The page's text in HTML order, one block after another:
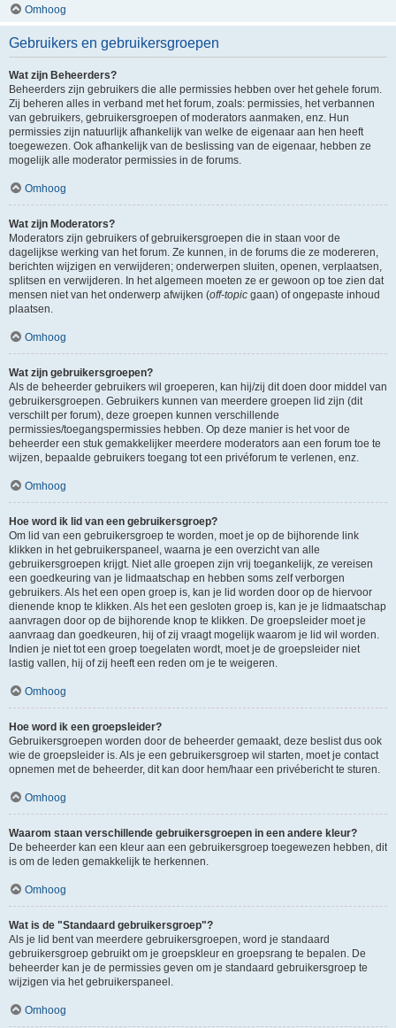
Omhoog
Gebruikers en gebruikersgroepen
Wat zijn Beheerders?
Beheerders zijn gebruikers die alle permissies hebben over het gehele forum.
Zij beheren alles in verband met het forum, zoals: permissies, het verbannen
van gebruikers, gebruikersgroepen of moderators aanmaken, enz. Hun
permissies zijn natuurlijk afhankelijk van welke de eigenaar aan hen heeft
toegewezen. Ook afhankelijk van de beslissing van de eigenaar, hebben ze
mogelijk alle moderator permissies in de forums.
Omhoog
Wat zijn Moderators?
Moderators zijn gebruikers of gebruikersgroepen die in staan voor de
dagelijkse werking van het forum. Ze kunnen, in de forums die ze modereren,
berichten wijzigen en verwijderen; onderwerpen sluiten, openen, verplaatsen,
splitsen en verwijderen. In het algemeen moeten ze er gewoon op toe zien dat
mensen niet van het onderwerp afwijken (off-topic gaan) of ongepaste inhoud
plaatsen.
Omhoog
Wat zijn gebruikersgroepen?
Als de beheerder gebruikers wil groeperen, kan hij/zij dit doen door middel van
gebruikersgroepen. Gebruikers kunnen van meerdere groepen lid zijn (dit
verschilt per forum), deze groepen kunnen verschillende
permissies/toegangspermissies hebben. Op deze manier is het voor de
beheerder een stuk gemakkelijker meerdere moderators aan een forum toe te
wijzen, bepaalde gebruikers toegang tot een privéforum te verlenen, enz.
Omhoog
Hoe word ik lid van een gebruikersgroep?
Om lid van een gebruikersgroep te worden, moet je op de bijhorende link
klikken in het gebruikerspaneel, waarna je een overzicht van alle
gebruikersgroepen krijgt. Niet alle groepen zijn vrij toegankelijk, ze vereisen
een goedkeuring van je lidmaatschap en hebben soms zelf verborgen
gebruikers. Als het een open groep is, kan je lid worden door op de hiervoor
dienende knop te klikken. Als het een gesloten groep is, kan je je lidmaatschap
aanvragen door op de bijhorende knop te klikken. De groepsleider moet je
aanvraag dan goedkeuren, hij of zij vraagt mogelijk waarom je lid wil worden.
Indien je niet tot een groep toegelaten wordt, moet je de groepsleider niet
lastig vallen, hij of zij heeft een reden om je te weigeren.
Omhoog
Hoe word ik een groepsleider?
Gebruikersgroepen worden door de beheerder gemaakt, deze beslist dus ook
wie de groepsleider is. Als je een gebruikersgroep wil starten, moet je contact
opnemen met de beheerder, dit kan door hem/haar een privébericht te sturen.
Omhoog
Waarom staan verschillende gebruikersgroepen in een andere kleur?
De beheerder kan een kleur aan een gebruikersgroep toegewezen hebben, dit
is om de leden gemakkelijk te herkennen.
Omhoog
Wat is de "Standaard gebruikersgroep"?
Als je lid bent van meerdere gebruikersgroepen, word je standaard
gebruikersgroep gebruikt om je groepskleur en groepsrang te bepalen. De
beheerder kan je de permissies geven om je standaard gebruikersgroep te
wijzigen via het gebruikerspaneel.
Omhoog